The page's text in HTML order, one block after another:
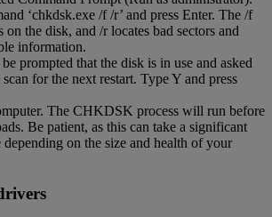
‘chkdsk.exe /f /r’ and press Enter. The /f
on the disk, and /r locates bad sectors and
information.
prompted that the disk is in use and asked
for the next restart. Type Y and press
The CHKDSK process will run before
Be patient, as this can take a significant
on the size and health of your